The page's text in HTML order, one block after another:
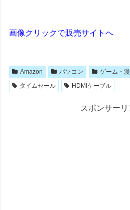
画像クリックで販売サイトへ
Amazon パソコン
ゲーム・
タイムセール
HDMIケーブル
スポンサーリ